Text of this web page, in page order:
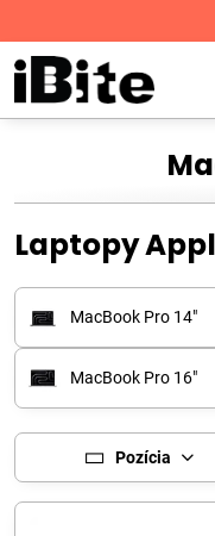
Laptopy
MacBook Pro 14"
MacBook Pro 16"
Pozícia